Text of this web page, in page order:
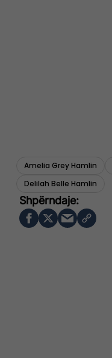
Amelia Grey Hamlin
Delilah Belle Hamlin